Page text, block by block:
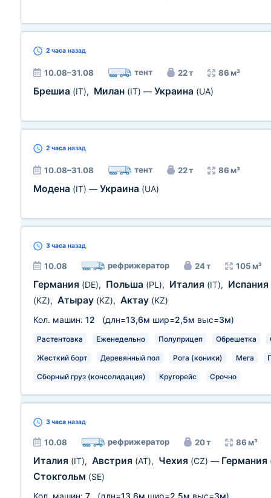
2 часа назад
10.08–31.08 тент 22 т 86 м³
Брешиа (IT), Милан (IT) — Украина (UA)
2 часа назад
10.08–31.08 тент 22 т 86 м³
Модена (IT) — Украина (UA)
3 часа назад
10.08 рефрижератор 24 т 105 м³
Германия (DE), Польша (PL), Италия (IT), Испания
(KZ), Атырау (KZ), Актау (KZ)
Кол. машин: 12 (длн=13,6м шир=2,5м выс=3м)
Растентовка Еженедельно Полуприцеп Обрешетка
Жесткий борт Деревянный пол Рога (коники) Мега
Сборный груз (консолидация) Кругорейс Срочно
3 часа назад
10.08 рефрижератор 20 т 86 м³
Италия (IT), Австрия (AT), Чехия (CZ) — Германия
Стокгольм (SE)
Кол. машин: 7 (длн=13,6м шир=2,5м выс=3м)